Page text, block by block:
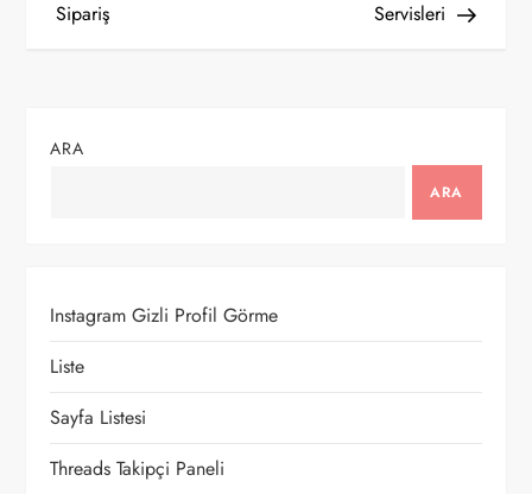
z
g
i
n
m
Sipariş
Servisleri
ARA
ARA
Instagram Gizli Profil Görme
Liste
Sayfa Listesi
Threads Takipçi Paneli